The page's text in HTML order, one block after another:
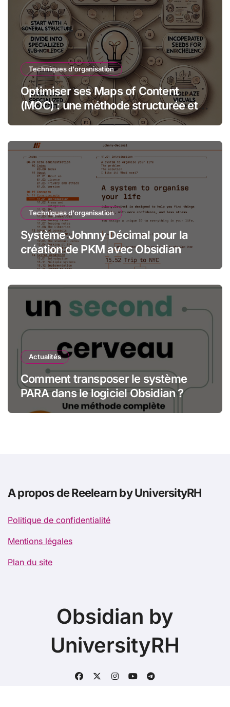
Techniques d'organisation
Optimiser ses Maps of Content
(MOC) : une méthode structurée et
créative
Techniques d'organisation
Système Johnny Décimal pour la
création de PKM avec Obsidian
Actualités
Comment transposer le système
PARA dans le logiciel Obsidian ?
A propos de Reelearn by UniversityRH
Politique de confidentialité
Mentions légales
Plan du site
Obsidian by
UniversityRH